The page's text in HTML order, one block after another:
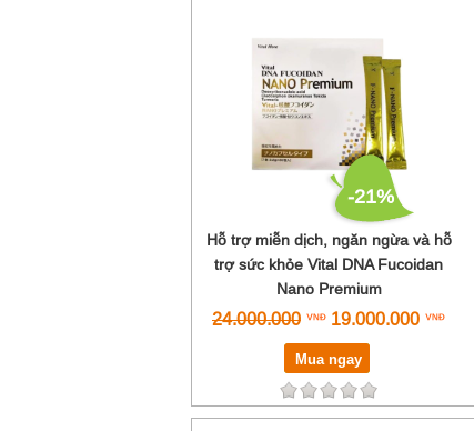
-21%
Hỗ trợ miễn dịch, ngăn ngừa và hỗ
trợ sức khỏe Vital DNA Fucoidan
Nano Premium
24.000.000 19.000.000
Mua ngay